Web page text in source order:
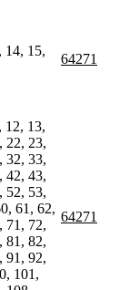
14, 15,
64271
12, 13,
22, 23,
32, 33,
42, 43,
52, 53,
61, 62,
71, 72,
81, 82,
91, 92,
101,
64271